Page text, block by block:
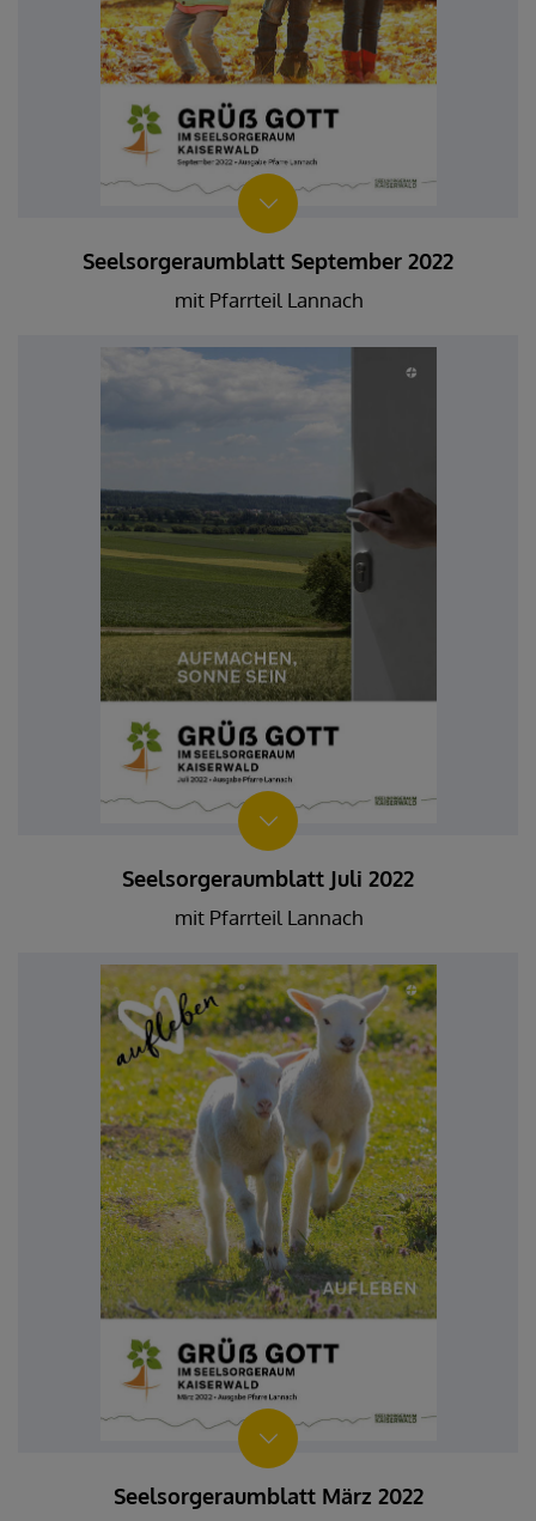
Seelsorgeraumblatt September 2022
mit Pfarrteil Lannach
Seelsorgeraumblatt Juli 2022
mit Pfarrteil Lannach
Seelsorgeraumblatt März 2022